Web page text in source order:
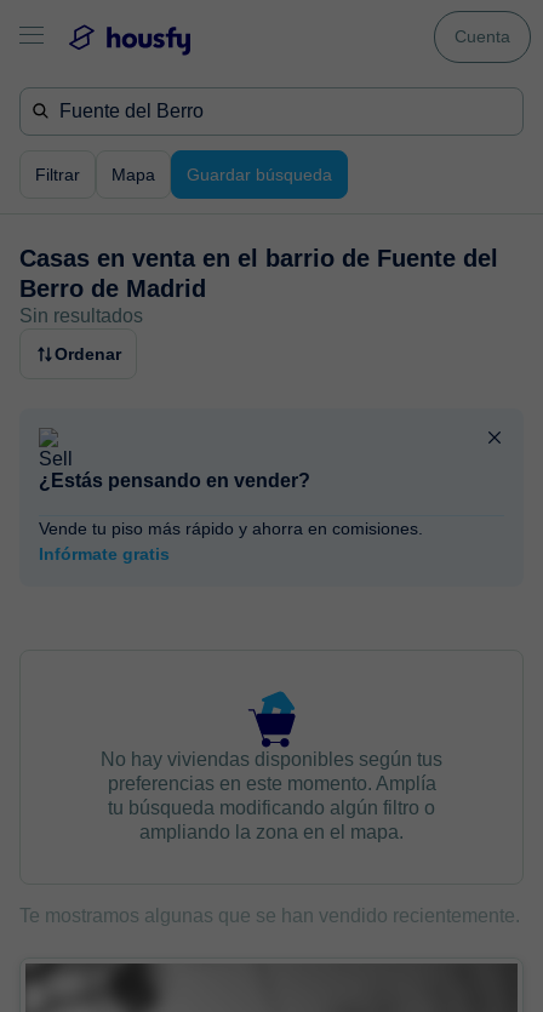
Cuenta
Filtrar Mapa Guardar búsqueda
Casas en venta en el barrio de Fuente del
Berro de Madrid
Sin resultados
Ordenar
¿Estás pensando en vender?
Vende tu piso más rápido y ahorra en comisiones.
Infórmate gratis
No hay viviendas disponibles según tus
preferencias en este momento. Amplía
tu búsqueda modificando algún filtro o
ampliando la zona en el mapa.
Te mostramos algunas que se han vendido recientemente.